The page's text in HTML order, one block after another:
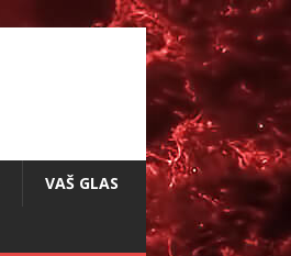
VAŠ GLAS